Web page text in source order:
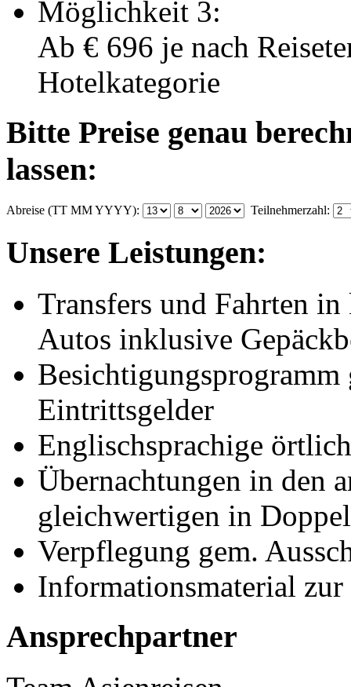
Möglichkeit 3:
Ab € 696 je nach
Hotelkategorie
Bitte Preise genau
lassen:
Abreise (TT MM YYYY): Teilnehmerzahl:
Unsere Leistungen:
Transfers und Fahrten
Autos inklusive
Eintrittsgelder
Englischsprachige
Übernachtungen in den
gleichwertigen in
Verpflegung gem.
Informationsmaterial zur
Ansprechpartner